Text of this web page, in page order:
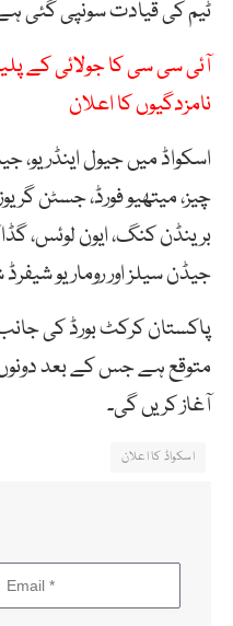
ٹیم کی قیادت سونپی گئی
آئی سی سی کا جولائی کے
نامزدگیوں کا اعلان
اسکواڈ میں جیول اینڈریو،
چیز، میتھیو فورڈ، جسٹن
برینڈن کنگ، ایون لوئس،
جیڈن سیلز اور روماریو
پاکستان کرکٹ بورڈ کی
متوقع ہے جس کے بعد دونوں
آغاز کریں گی۔
اسکواڈ کا اعلان